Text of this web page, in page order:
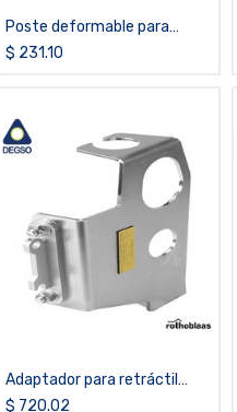
Poste deformable para
soporte de línea de 40 cm
$ 231.10
Adaptador para retráctil
TRIDAVFAL25
$ 720.02